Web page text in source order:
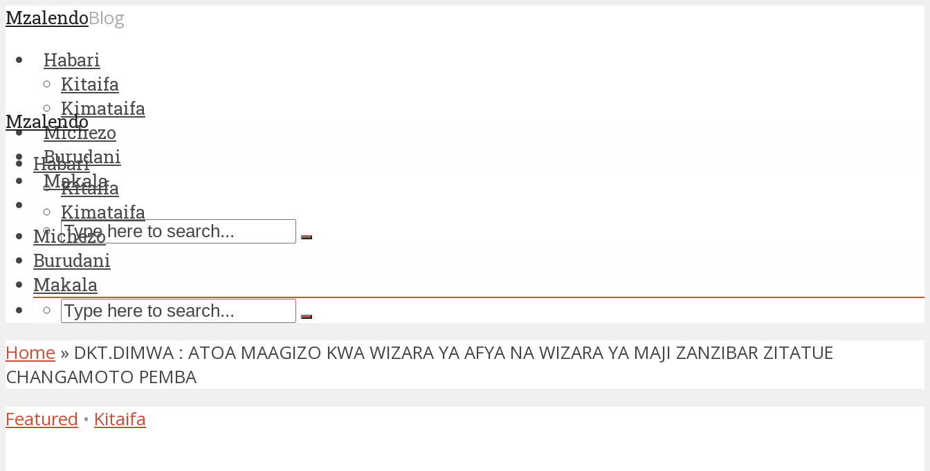
MzalendoBlog
Habari
Kitaifa
Kimataifa
Michezo
Burudani
Makala
Mzalendo
Habari
Kitaifa
Kimataifa
Michezo
Burudani
Makala
Home » DKT.DIMWA : ATOA MAAGIZO KWA WIZARA YA AFYA NA WIZARA YA MAJI ZANZIBAR ZITATUE
CHANGAMOTO PEMBA
Featured • Kitaifa